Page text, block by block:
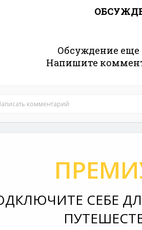
Обсуждение еще
Напишите
комментарий
СЕБЕ